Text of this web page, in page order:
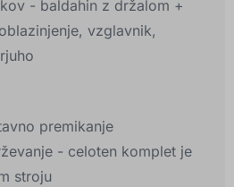
- baldahin z držalom +
vzglavnik,
premikanje
- celoten komplet je
stroju